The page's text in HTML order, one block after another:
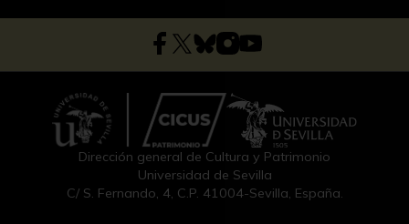
Dirección general de Cultura y Patrimonio
Universidad de Sevilla
C/ S. Fernando, 4, C.P. 41004-Sevilla, España.